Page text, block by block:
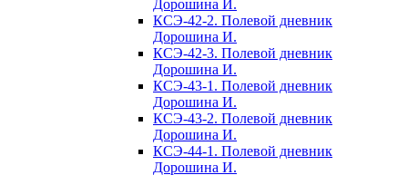
Дорошина И.
КСЭ-42-2. Полевой дневник
Дорошина И.
КСЭ-42-3. Полевой дневник
Дорошина И.
КСЭ-43-1. Полевой дневник
Дорошина И.
КСЭ-43-2. Полевой дневник
Дорошина И.
КСЭ-44-1. Полевой дневник
Дорошина И.